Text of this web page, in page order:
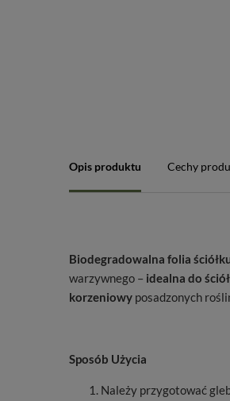
Opis produktu Cechy
Biodegradowalna folia
warzywnego – idealna do
korzeniowy posadzonych
Sposób Użycia
Należy przygotować